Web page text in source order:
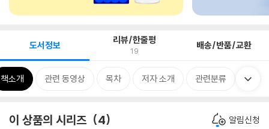
도서정보 리뷰/한줄평
19 배송/반품/교환
책소개 관련 동영상 목차 저자 소개 관련분류 품목
이 상품의 시리즈 4 알림신청